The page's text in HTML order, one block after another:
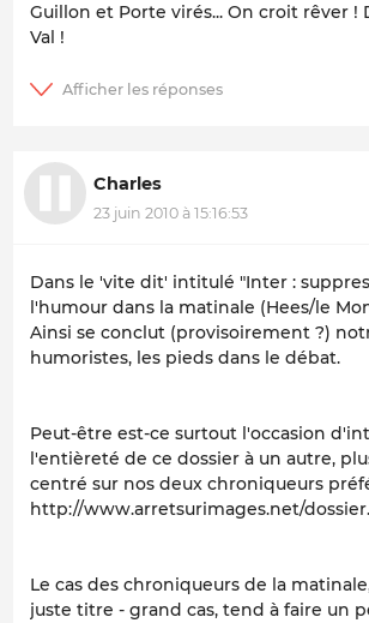
Guillon et Porte virés... On croit rêver !
Val !
Charles
23 juin 2010 à 15:16:53
Dans le 'vite dit' intitulé "Inter :
l'humour dans la matinale (Hees/le
Ainsi se conclut (provisoirement ?)
humoristes, les pieds dans le débat.
Peut-être est-ce surtout l'occasion
l'entièreté de ce dossier à un autre,
centré sur nos deux chroniqueurs
http://www.arretsurimages.net/
Le cas des chroniqueurs de la
juste titre - grand cas, tend à faire un